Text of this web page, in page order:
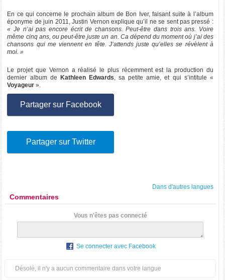
En ce qui concerne le prochain album de Bon Iver, faisant suite à l’album
éponyme de juin 2011, Justin Vernon explique qu’il ne se sent pas pressé :
« Je n’ai pas encore écrit de chansons. Peut-être dans trois ans. Voire
même cinq ans, ou peut-être juste un an. Ca dépend du moment où j’ai des
chansons qui me viennent en tête. J’attends juste qu’elles se révèlent à
moi. »
Le projet que Vernon a réalisé le plus récemment est la production du
dernier album de
Kathleen Edwards, sa petite amie, et qui s’intitule «
Voyageur ».
Partager sur Facebook
Partager sur Twitter
Dans d'autres langues
Commentaires
Vous n'êtes pas connecté
Se connecter avec Facebook
Désolé, il n'y a aucun commentaire dans votre langue